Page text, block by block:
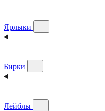
Ярлыки
Бирки
Лейблы